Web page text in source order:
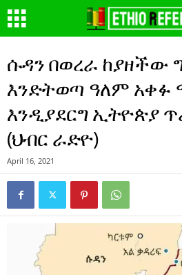
ሱዳን በወረራ ከያዘችው
እንድትወጣ ዓለም አቀፉ
እንዲያደርግ ኢትዮጵያ
(ህብር ራድዮ)
April 16, 2021